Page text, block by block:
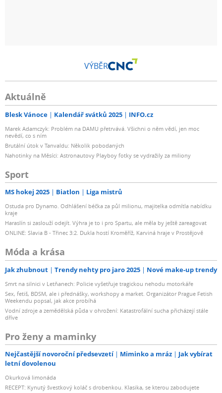
VÝBĚR
Aktuálně
Blesk Vánoce Kalendář svátků 2025 INFO.cz
Marek Adamczyk: Problém na DAMU přetrvává. Všichni o něm vědí, jen moc
nevědí, co s ním
Brutální útok v Tanvaldu: Několik pobodaných
Nahotinky na Měsíci: Astronautovy Playboy fotky se vydražily za miliony
Sport
MS hokej 2025 Biatlon Liga mistrů
Ostuda pro Dynamo. Odhlášení béčka za půl milionu, majitelka odmítla nabídku
kraje
Haraslín si zaslouží odejít. Výhra je to i pro Spartu, ale měla by ještě zareagovat
ONLINE: Slavia B - Třinec 3:2. Dukla hostí Kroměříž, Karviná hraje v Prostějově
Móda a krása
Jak zhubnout Trendy nehty pro jaro 2025 Nové make-up trendy
Smrt na silnici v Letňanech: Policie vyšetřuje tragickou nehodu motorkáře
Sex, fetiš, BDSM, ale i přednášky, workshopy a market. Organizátor Prague Fetish
Weekendu popsal, jak akce probíhá
Vodní zdroje a zemědělská půda v ohrožení: Katastrofální sucha přicházejí stále
dříve
Pro ženy a maminky
Nejčastější novoroční předsevzetí Miminko a mráz
Jak vybírat
letní dovolenou
Okurková limonáda
RECEPT: Kynutý švestkový koláč s drobenkou. Klasika, se kterou zabodujete